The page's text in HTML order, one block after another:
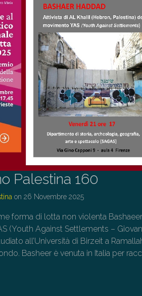
Palestina 160
on26 Novembre 2025
forma di lotta non violenta
(Youth Against Settlements –
all’Università di Birzeit a
Basheer è venuta in Italia per